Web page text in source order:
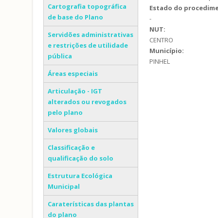
Cartografia topográfica
de base do Plano
Servidões administrativas
e restrições de utilidade
pública
Áreas especiais
Articulação - IGT
alterados ou revogados
pelo plano
Valores globais
Classificação e
qualificação do solo
Estrutura Ecológica
Municipal
Caraterísticas das plantas
do plano
Estado do
-
NUT:
CENTRO
Município:
PINHEL